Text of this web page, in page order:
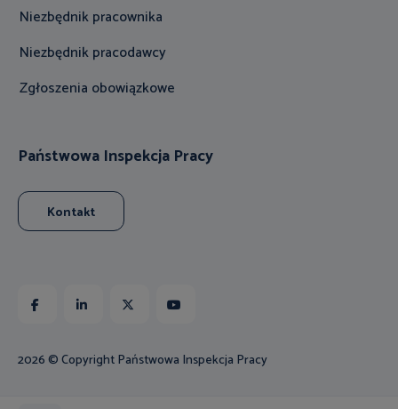
Niezbędnik pracownika
Niezbędnik pracodawcy
Zgłoszenia obowiązkowe
Państwowa Inspekcja Pracy
Kontakt
2026 © Copyright Państwowa Inspekcja Pracy